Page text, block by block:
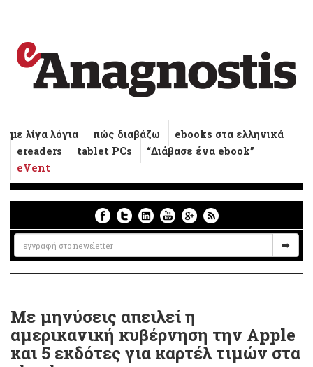
με λίγα λόγια πώς διαβάζω
ebooks στα ελληνικά
ereaders
tablet PCs
“Διάβασε ένα ebook”
eVent
Με μηνύσεις απειλεί η
αμερικανική κυβέρνηση την Apple
και 5 εκδότες για καρτέλ τιμών στα